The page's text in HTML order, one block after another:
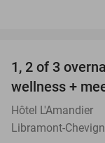
TODAY
1, 2 of 3
wellness +
Hôtel L'Amandier
Libramont-